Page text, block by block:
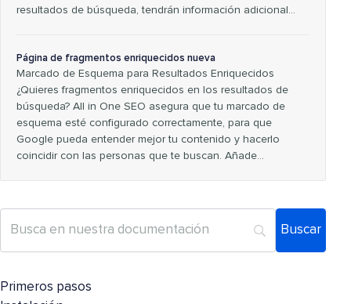
resultados de búsqueda, tendrán información adicional…
Página de fragmentos enriquecidos nueva
Marcado de Esquema para Resultados Enriquecidos
¿Quieres fragmentos enriquecidos en los resultados de
búsqueda? All in One SEO asegura que tu marcado de
esquema esté configurado correctamente, para que
Google pueda entender mejor tu contenido y hacerlo
coincidir con las personas que te buscan. Añade…
Primeros pasos